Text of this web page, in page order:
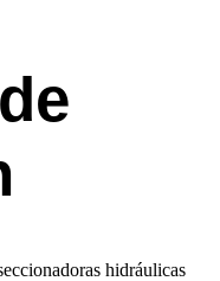
hidráulicas